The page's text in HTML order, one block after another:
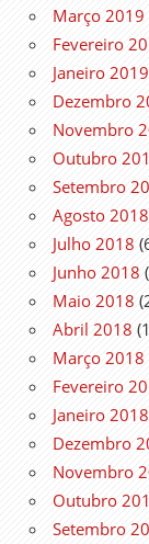
Março 2019
Fevereiro
Janeiro 2019
Dezembro
Novembro
Outubro
Setembro
Agosto 2018
Julho 2018
Junho 2018
Maio 2018
Abril 2018
Março 2018
Fevereiro
Janeiro 2018
Dezembro
Novembro
Outubro
Setembro